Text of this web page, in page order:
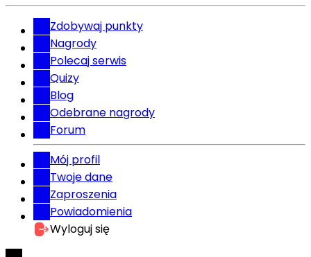
Zdobywaj punkty
Nagrody
Polecaj serwis
Quizy
Blog
Odebrane nagrody
Forum
Mój profil
Twoje dane
Zaproszenia
Powiadomienia
Wyloguj się